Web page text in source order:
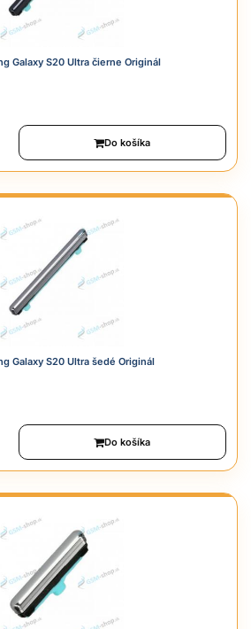
Galaxy S20 Ultra čierne Originál
Do košíka
Galaxy S20 Ultra šedé Originál
Do košíka